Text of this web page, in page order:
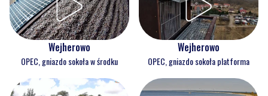
Wejherowo
OPEC, gniazdo sokoła w środku
Wejherowo
OPEC, gniazdo sokoła platforma